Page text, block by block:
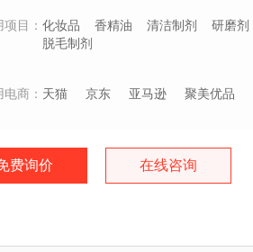
目： 化妆品 香精油 清洁制剂 研磨剂
脱毛制剂
商： 天猫 京东 亚马逊 聚美优品
费询价 在线咨询